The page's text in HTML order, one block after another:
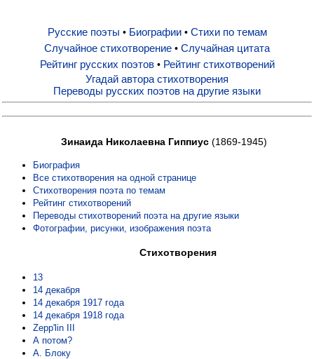
Русские поэты
Биографии
Стихи по темам
Случайное стихотворение
Случайная цитата
Рейтинг русских поэтов
Рейтинг стихотворений
Русские поэты • Биографии• Стихи по темам
Случайное стихотворение • Случайная цитата
Рейтинг русских поэтов• Рейтинг стихотворений
Угадай автора стихотворения
Переводы русских поэтов на другие языки
Зинаида Николаевна Гиппиус (1869-1945)
Биография
Все стихотворения на одной странице
Стихотворения поэта по темам
Рейтинг стихотворений
Переводы стихотворений поэта на другие языки
Фотографии, рисунки, изображения поэта
Стихотворения
13
14 декабря
14 декабря 1917 года
14 декабря 1918 года
Zepp'lin III
А потом?
А. Блоку